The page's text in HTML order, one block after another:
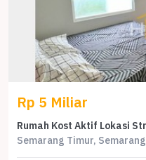
Rp 5 Miliar
Semarang Timur, Semarang